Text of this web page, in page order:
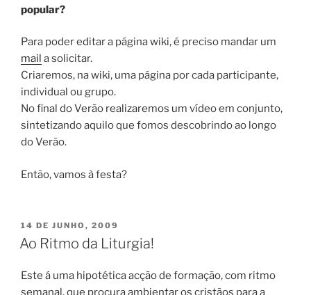
popular?
Para poder editar a página wiki, é preciso mandar um
mail a solicitar.
Criaremos, na wiki, uma página por cada participante,
individual ou grupo.
No final do Verão realizaremos um vídeo em conjunto,
sintetizando aquilo que fomos descobrindo ao longo
do Verão.
Então, vamos à festa?
PUBLICADO
EM
14 DE JUNHO, 2009
Ao Ritmo da Liturgia!
Este á uma hipotética acção de formação, com ritmo
semanal, que procura ambientar os cristãos para a